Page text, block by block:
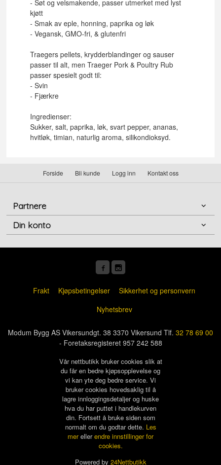
- Søt og velsmakende, passer utmerket med lyst
kjøtt
- Smak av eple, honning, paprika og løk
- Vegansk, GMO-fri, & glutenfri
Traegers pellets, krydderblandinger og sauser
passer til alt, men Traeger Pork & Poultry Rub
passer spesielt godt til:
- Svin
- Fjærkre
Ingredienser:
Sukker, salt, paprika, løk, svart pepper, ananas,
hvitløk, timian, naturlig aroma, silikondioksyd.
Forside Bli kunde Logg inn Kontakt oss
Partnere
Din konto
Frakt Kjøpsbetingelser
Sikkerhet og personvern
Nyhetsbrev
Modum Bygg AS Vikersundgt. 38 3370 Vikersund Tlf. 32 78 69 00
- Foretaksregisteret 957 242 588
Vår nettbutikk bruker cookies slik at
du får en bedre kjøpsopplevelse og
vi kan yte deg bedre service. Vi
bruker cookies hovedsaklig til å
lagre innloggingsdetaljer og huske
hva du har puttet i handlekurven
din. Fortsett å bruke siden som
normalt om du godtar dette. Les
merellerendre innstillinger for
cookies.
Powered by 24Nettbutikk